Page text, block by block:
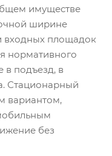
имуществе
ширине
входных площадок
нормативного
в подъезд, в
Стационарный
вариантом,
без